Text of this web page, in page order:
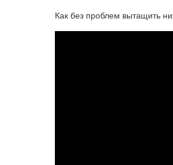
Как без проблем вытащить